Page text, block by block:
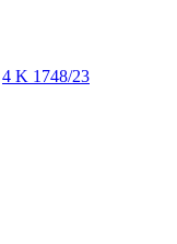
4 K 1748/23